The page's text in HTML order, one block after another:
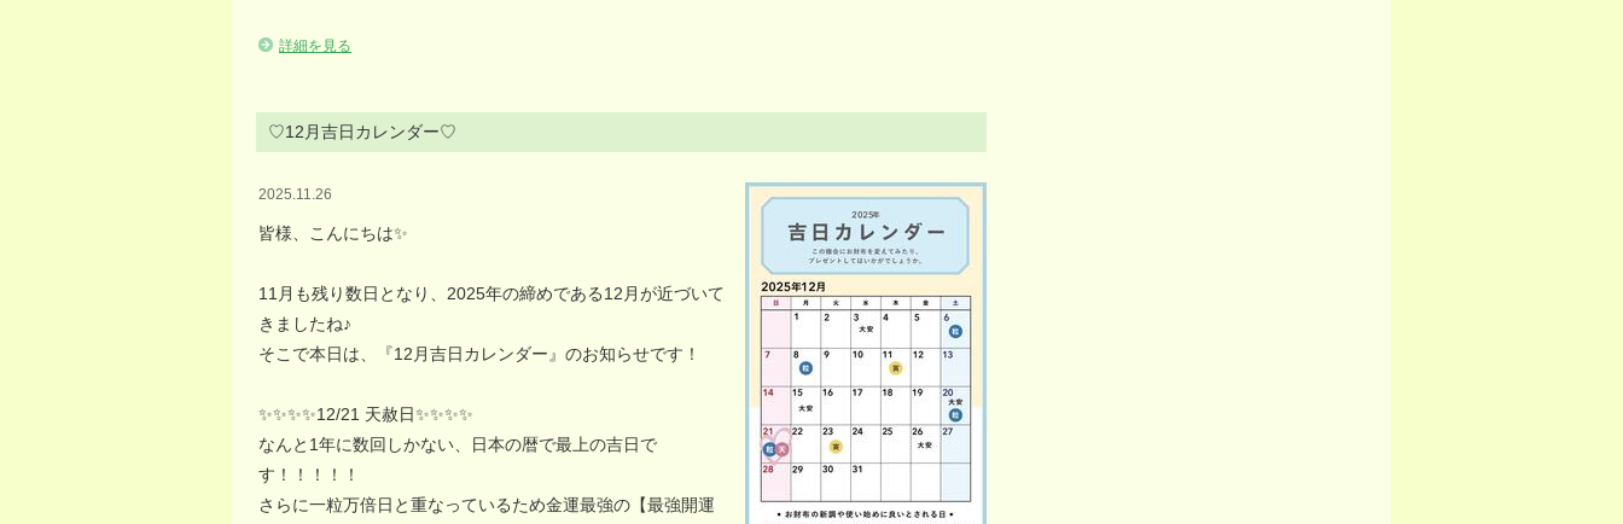
詳細を見る
♡12月吉日カレンダー♡
2025.11.26
皆様、こんにちは✨
11月も残り数日となり、2025年の締めである12月が近づいて
きましたね♪
そこで本日は、『12月吉日カレンダー』のお知らせです！
✨✨✨✨12/21 天赦日✨✨✨✨
なんと1年に数回しかない、日本の暦で最上の吉日で
す！！！！！
さらに一粒万倍日と重なっているため金運最強の【最強開運